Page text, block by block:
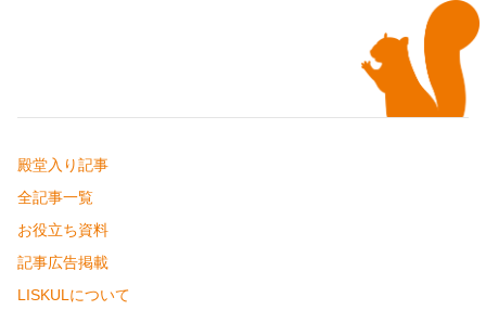
殿堂入り記事
全記事一覧
お役立ち資料
記事広告掲載
LISKULについて